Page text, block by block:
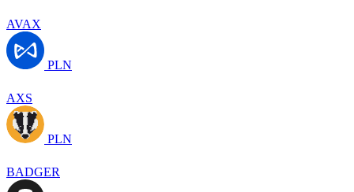
AVAX
PLN
AXS
PLN
BADGER